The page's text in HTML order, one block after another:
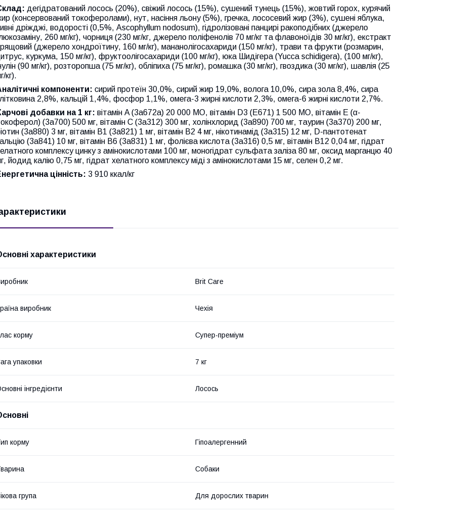
дегідратований лосось (20%), свіжий лосось (15%), сушений тунець (15%), жовтий горох, курячий
(консервований токоферолами), нут, насіння льону (5%), гречка, лососевий жир (3%), сушені яблука,
дріжджі, водорості (0,5%, Ascophyllum nodosum), гідролізовані панцирі ракоподібних (джерело
260 мг/кг), чорниця (230 мг/кг, джерело поліфенолів 70 мг/кг та флавоноїдів 30 мг/кг), екстракт
(джерело хондроїтину, 160 мг/кг), мананолігосахариди (150 мг/кг), трави та фрукти (розмарин,
куркума, 150 мг/кг), фруктоолігосахариди (100 мг/кг), юка Шидігера (Yucca schidigera), (100 мг/кг),
(90 мг/кг), розторопша (75 мг/кг), обліпиха (75 мг/кг), ромашка (30 мг/кг), гвоздика (30 мг/кг), шавлія (25
кг).
компоненти: сирий протеїн 30,0%, сирий жир 19,0%, волога 10,0%, сира зола 8,4%, сира
2,8%, кальцій 1,4%, фосфор 1,1%, омега-3 жирні кислоти 2,3%, омега-6 жирні кислоти 2,7%.
добавки на 1 кг: вітамін A (3a672a) 20 000 МО, вітамін D3 (E671) 1 500 МО, вітамін E (α-
(3a700) 500 мг, вітамін C (3a312) 300 мг, холінхлорид (3a890) 700 мг, таурин (3a370) 200 мг,
(3a880) 3 мг, вітамін B1 (3a821) 1 мг, вітамін B2 4 мг, нікотинамід (3a315) 12 мг, D-пантотенат
(3a841) 10 мг, вітамін B6 (3a831) 1 мг, фолієва кислота (3a316) 0,5 мг, вітамін B12 0,04 мг, гідрат
комплексу цинку з амінокислотами 100 мг, моногідрат сульфата заліза 80 мг, оксид марганцю 40
йодид калію 0,75 мг, гідрат хелатного комплексу міді з амінокислотами 15 мг, селен 0,2 мг.
цінність: 3 910 ккал/кг
характеристики
Brit Care
виробник Чехія
корму Супер-преміум
упаковки 7 кг
інгредієнти Лосось
корму Гіпоалергенний
Собаки
група Для дорослих тварин